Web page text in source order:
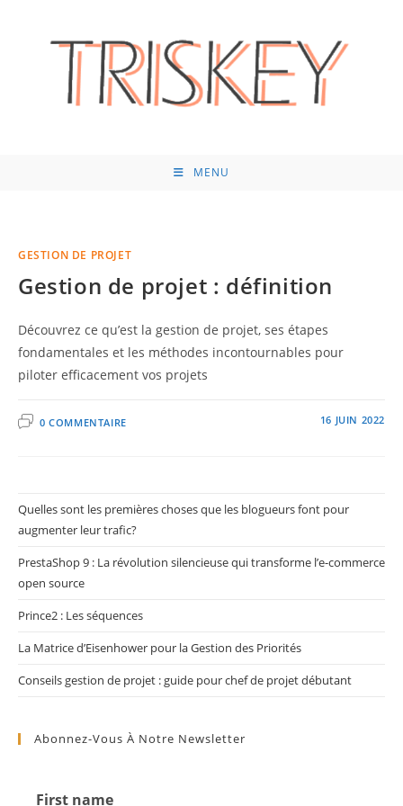
MENU
GESTION DE PROJET
Gestion de projet : définition
Découvrez ce qu’est la gestion de projet, ses étapes
fondamentales et les méthodes incontournables pour
piloter efficacement vos projets
0 COMMENTAIRE 16 JUIN 2022
Quelles sont les premières choses que les blogueurs font pour
augmenter leur trafic?
PrestaShop 9 : La révolution silencieuse qui transforme l’e-commerce
open source
Prince2 : Les séquences
La Matrice d’Eisenhower pour la Gestion des Priorités
Conseils gestion de projet : guide pour chef de projet débutant
Abonnez-Vous À Notre Newsletter
First name